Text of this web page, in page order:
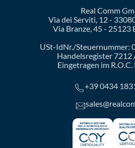
Real Comm
Via dei Serviti, 12 -
Via Branze, 45 - 25123
USt-IdNr./Steuernummer:
Handelsregister 7212
Eingetragen im
+39 0434